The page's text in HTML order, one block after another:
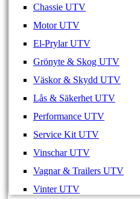
Chassie UTV
Motor UTV
El-Prylar UTV
Grönyte & Skog UTV
Väskor & Skydd UTV
Lås & Säkerhet UTV
Performance UTV
Service Kit UTV
Vinschar UTV
Vagnar & Trailers UTV
Vinter UTV